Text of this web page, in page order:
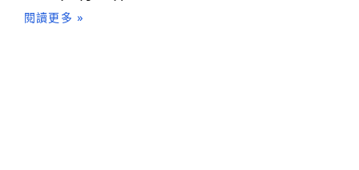
閱讀更多 »